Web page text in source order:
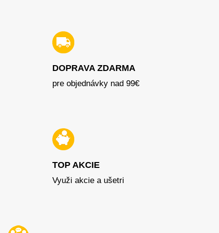
DOPRAVA ZDARMA
pre objednávky nad 99€
TOP AKCIE
Využi akcie a ušetri